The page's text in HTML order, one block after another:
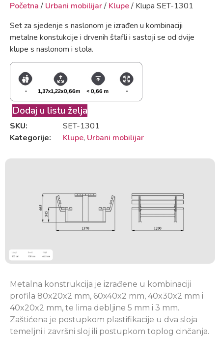
Početna / Urbani mobilijar/ Klupe/ Klupa SET-1301
Set za sjedenje s naslonom je izrađen u kombinaciji
metalne konstukcije i drvenih štafli i sastoji se od dvije
klupe s naslonom i stola.
Dodaj u listu želja
SKU:
SET-1301
Kategorije:
Klupe, Urbani mobilijar
Metalna konstrukcija je izrađene u kombinaciji
profila 80x20x2 mm, 60x40x2 mm, 40x30x2 mm i
40x20x2 mm, te lima debljine 5 mm i 3 mm.
Zaštićena je postupkom plastifikacije u dva sloja
temeljni i završni sloj ili postupkom toplog cinčanja.